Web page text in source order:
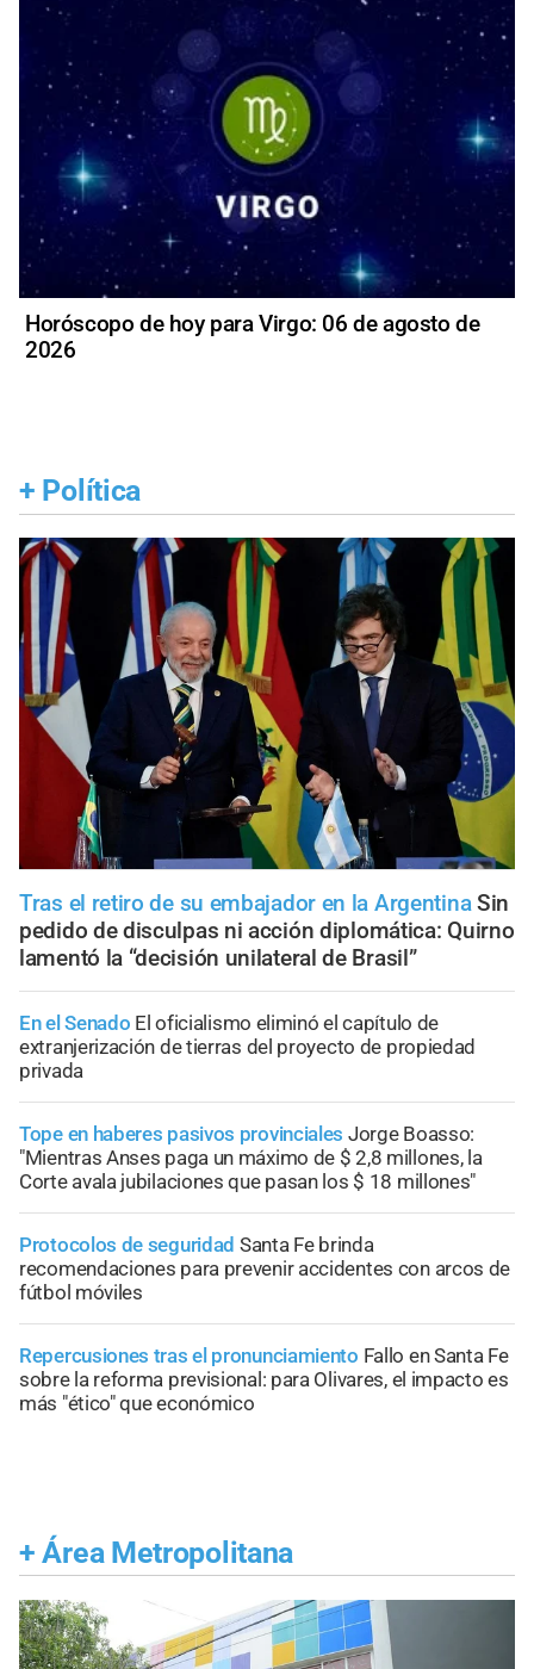
Horóscopo de hoy para Virgo: 06 de agosto de
2026
+ Política
Tras el retiro de su embajador en la Argentina Sin
pedido de disculpas ni acción diplomática: Quirno
lamentó la “decisión unilateral de Brasil”
En el Senado El oficialismo eliminó el capítulo de
extranjerización de tierras del proyecto de propiedad
privada
Tope en haberes pasivos provinciales Jorge Boasso:
"Mientras Anses paga un máximo de $ 2,8 millones, la
Corte avala jubilaciones que pasan los $ 18 millones"
Protocolos de seguridad Santa Fe brinda
recomendaciones para prevenir accidentes con arcos de
fútbol móviles
Repercusiones tras el pronunciamiento Fallo en Santa Fe
sobre la reforma previsional: para Olivares, el impacto es
más "ético" que económico
+ Área Metropolitana